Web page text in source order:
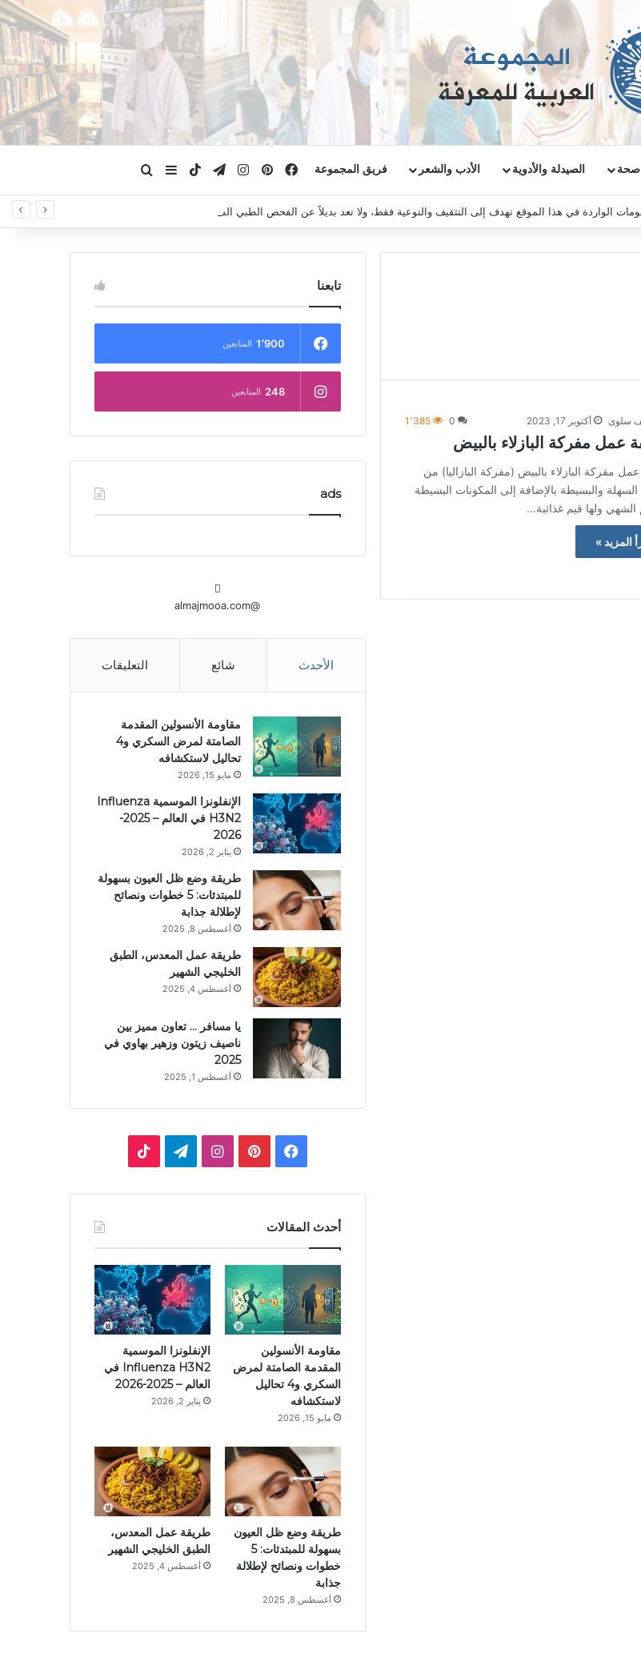
صحة الصيدلة والأدوية الأدب والشعر فريق المجموعة فيسبوكبينتيريستانستقرامتيلقرام‫TikTokإضافة عمود جانبي
الواردة في هذا الموقع تهدف إلى التثقيف والتوعية فقط، ولا تعد بديلاً عن الفحص الطبي السريري، دائمًا استشر الطبيب.
سلوى أكتوبر 17, 2023 0 1٬385
عمل مفركة البازلاء بالبيض
مفركة البازلاء بالبيض (مفركة البازاليا) من
السهلة والبسيطة بالإضافة إلى المكونات البسيطة
الشهي ولها قيم غذائية…
المزيد »
تابعنا
1٬900 المتابعين
248 المتابعين
ads
@almajmooa.com
الأحدث شائع التعليقات
مقاومة الأنسولين المقدمة
الصامتة لمرض السكري و4
تحاليل لاستكشافه
مايو 15, 2026
الإنفلونزا الموسمية Influenza
H3N2 في العالم – 2025-
2026
يناير 2, 2026
طريقة وضع ظل العيون بسهولة
للمبتدئات: 5 خطوات ونصائح
لإطلالة جذابة
أغسطس 8, 2025
طريقة عمل المعدس، الطبق
الخليجي الشهير
أغسطس 4, 2025
يا مسافر … تعاون مميز بين
ناصيف زيتون وزهير بهاوي في
2025
أغسطس 1, 2025
ب
ك
ب
ت
ي
ر
س
ا
ت
ق
ر
ا
م
ق
ر
ا
م
k
T
o
أحدث المقالات
مقاومة الأنسولين
المقدمة الصامتة لمرض
السكري و4 تحاليل
لاستكشافه
مايو 15, 2026
الإنفلونزا الموسمية
Influenza H3N2 في
العالم – 2025-2026
يناير 2, 2026
طريقة وضع ظل العيون
بسهولة للمبتدئات: 5
خطوات ونصائح لإطلالة
جذابة
أغسطس 8, 2025
طريقة عمل المعدس،
الطبق الخليجي الشهير
أغسطس 4, 2025